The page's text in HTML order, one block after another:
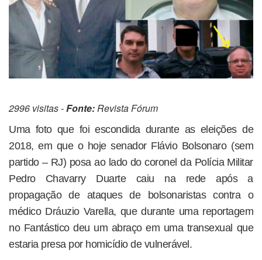
2996 visitas -Fonte:Revista Fórum
Uma foto que foi escondida durante as eleições de
2018, em que o hoje senador Flávio Bolsonaro (sem
partido – RJ) posa ao lado do coronel da Polícia Militar
Pedro Chavarry Duarte caiu na rede após a
propagação de ataques de bolsonaristas contra o
médico Dráuzio Varella, que durante uma reportagem
no Fantástico deu um abraço em uma transexual que
estaria presa por homicídio de vulnerável.